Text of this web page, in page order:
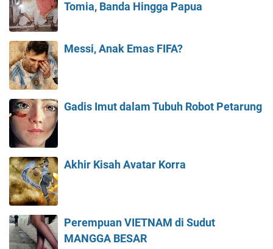
Tomia, Banda Hingga Papua
Messi, Anak Emas FIFA?
Gadis Imut dalam Tubuh Robot Petarung
Akhir Kisah Avatar Korra
Perempuan VIETNAM di Sudut
MANGGA BESAR